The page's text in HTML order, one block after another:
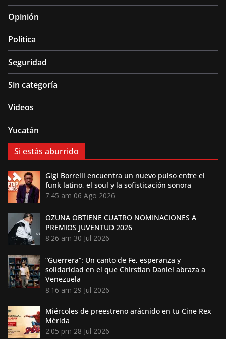
Opinión
Política
Seguridad
Sin categoría
Videos
Yucatán
Si estás aburrido
Gigi Borrelli encuentra un nuevo pulso entre el
funk latino, el soul y la sofisticación sonora
7:45 am 06 Ago 2026
OZUNA OBTIENE CUATRO NOMINACIONES A
PREMIOS JUVENTUD 2026
8:26 am 30 Jul 2026
“Guerrera”: Un canto de Fe, esperanza y
solidaridad en el que Chirstian Daniel abraza a
Venezuela
8:16 am 29 Jul 2026
Miércoles de preestreno arácnido en tu Cine Rex
Mérida
2:05 pm 28 Jul 2026